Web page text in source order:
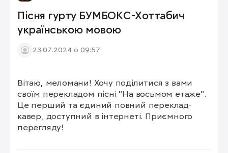
Пісня гурту БУМБОКС-Хоттабич
українською мовою
23.07.2024 о 09:57
Вітаю, меломани! Хочу поділитися з вами
своїм перекладом пісні "На восьмом етаже".
Це перший та єдиний повний переклад-
кавер, доступний в інтернеті. Приємного
перегляду!